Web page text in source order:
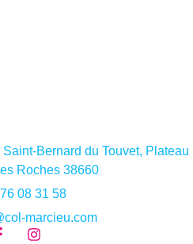
Bernard du Touvet, Plateau
Roches 38660
08 31 58
marcieu.com